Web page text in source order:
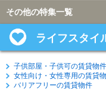
その他の特集一覧
ライフスタイ
子供部屋・子供可の賃貸物件
女性向け・女性専用の賃貸
バリアフリーの賃貸物件